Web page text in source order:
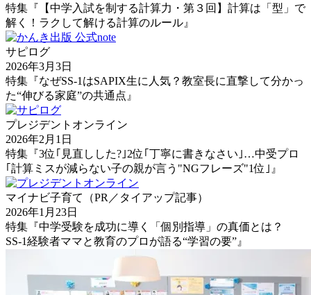
特集『【中学入試を制する計算力・第３回】計算は「型」で
解く！ラクして解ける計算のルール』
サピログ
2026年3月3日
特集『なぜSS-1はSAPIX生に人気？教室長に直撃して分かっ
た“伸びる家庭”の共通点』
プレジデントオンライン
2026年2月1日
特集『3位｢見直しした?｣2位｢丁寧に書きなさい｣…中受プロ
｢計算ミスが減らない子の親が言う"NGフレーズ"1位｣』
マイナビ子育て（PR／タイアップ記事）
2026年1月23日
特集『中学受験を成功に導く「個別指導」の真価とは？
SS-1経験者ママと教育のプロが語る“学習の要”』